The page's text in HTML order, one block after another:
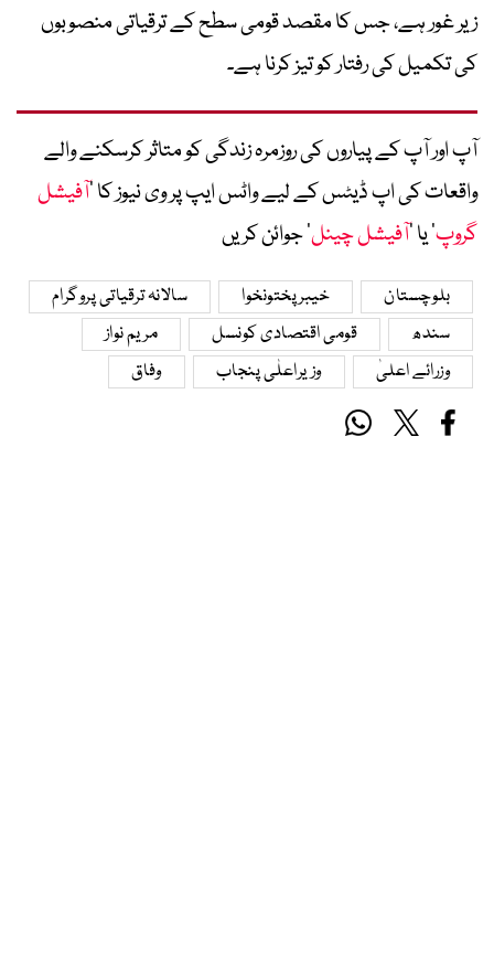
زیر غور ہے، جس کا مقصد قومی سطح کے ترقیاتی منصوبوں
کی تکمیل کی رفتار کو تیز کرنا ہے۔
آپ اور آپ کے پیاروں کی روزمرہ زندگی کو متاثر کرسکنے والے
واقعات کی اپ ڈیٹس کے لیے واٹس ایپ پر وی نیوز کا ’آفیشل
گروپ‘ یا ’آفیشل چینل‘ جوائن کریں
بلوچستان خیبرپختونخوا
سالانہ ترقیاتی پروگرام
سندھ
قومی اقتصادی کونسل
مریم نواز
وزرائے اعلیٰ
وزیراعلٰی پنجاب وفاق